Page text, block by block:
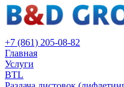
+7 (861) 205-08-82
Главная
Услуги
BTL